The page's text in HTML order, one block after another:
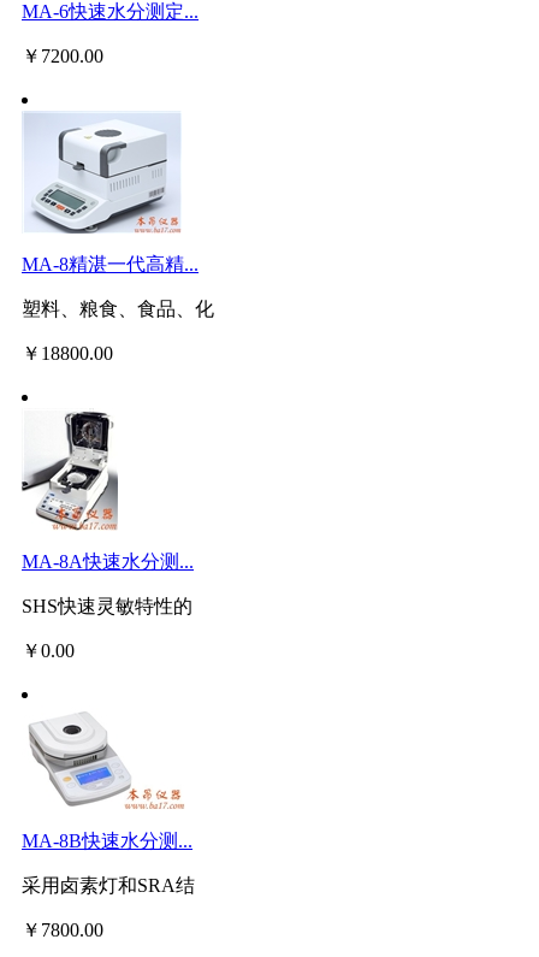
MA-6快速水分测定...
￥ 7200.00
MA-8精湛一代高精...
塑料、粮食、食品、化
￥ 18800.00
MA-8A快速水分测...
SHS快速灵敏特性的
￥0.00
MA-8B快速水分测...
采用卤素灯和SRA结
￥ 7800.00